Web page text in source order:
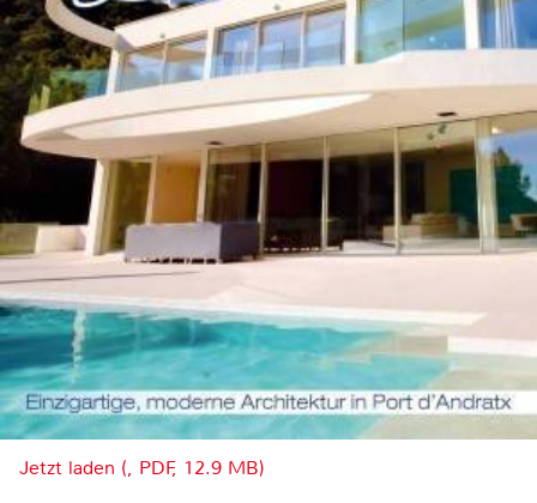
Jetzt laden (, PDF, 12.9 MB)